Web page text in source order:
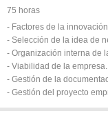
75 horas
- Factores de la
- Selección de la idea de
- Organización interna de
- Viabilidad de la empresa.
- Gestión de la
- Gestión del proyecto